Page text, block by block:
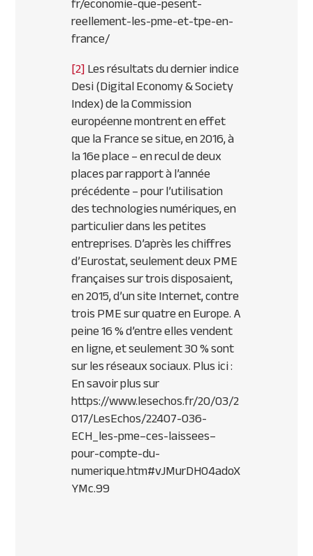
reellement-les-pme-et-tpe-en-
france/
[2]Les résultats du dernier indice
Desi (Digital Economy & Society
Index) de la Commission
européenne montrent en effet
que la France se situe, en 2016, à
la 16e place – en recul de deux
places par rapport à l’année
précédente – pour l’utilisation
des technologies numériques, en
particulier dans les petites
entreprises. D’après les chiffres
d’Eurostat, seulement deux PME
françaises sur trois disposaient,
en 2015, d’un site Internet, contre
trois PME sur quatre en Europe. A
peine 16 % d’entre elles vendent
en ligne, et seulement 30 % sont
sur les réseaux sociaux. Plus ici :
En savoir plus sur
https://www.lesechos.fr/20/03/2
017/LesEchos/22407-036-
ECH_les-pme–ces-laissees–
pour-compte-du-
numerique.htm#vJMurDHO4adoX
YMc.99